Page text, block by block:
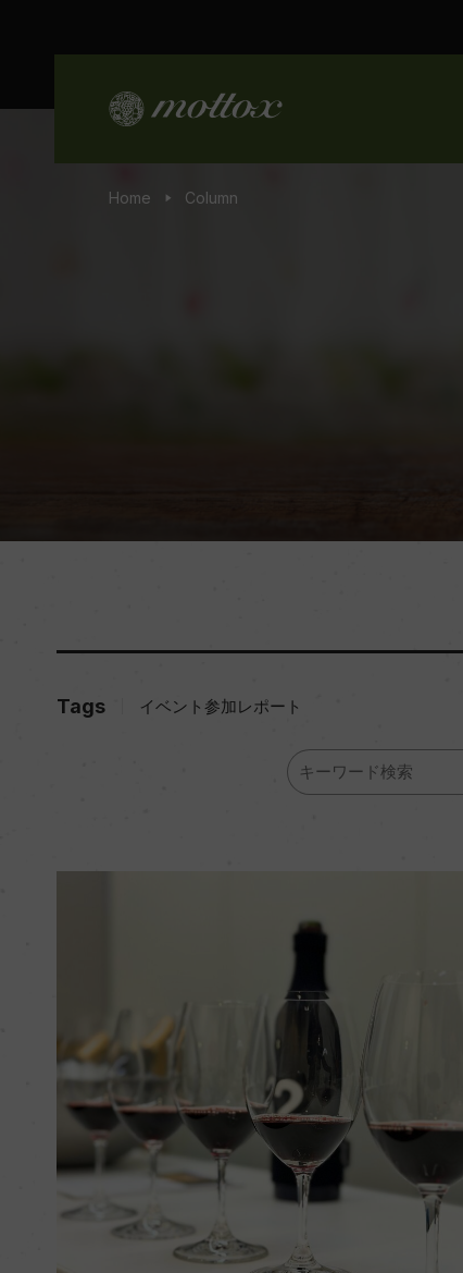
Home Column
Tags イベント参加レポート